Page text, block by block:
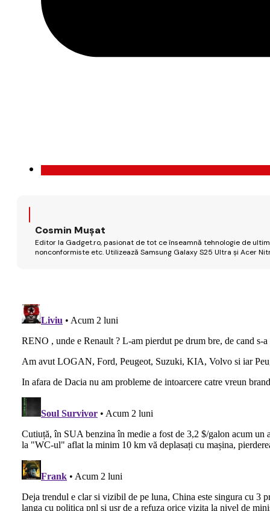
Cosmin Mușat
Editor la Gadget.ro, pasionat de tot ce înseamnă tehnologie de
nonconformiste etc. Utilizează Samsung Galaxy S25 Ultra și Acer